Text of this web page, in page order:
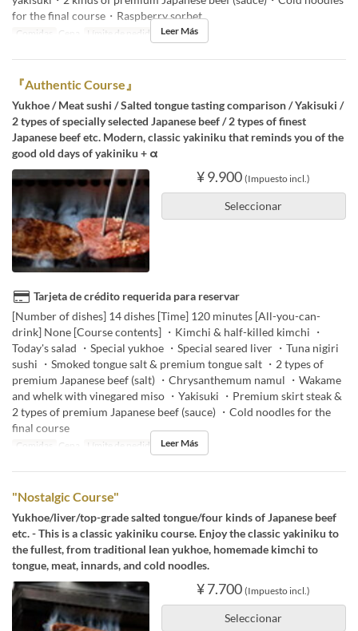
for the final course・Raspberry sorbet
Comidas Cena Límite de pedido 2 ~
Leer Más
『Authentic Course』
Yukhoe / Meat sushi / Salted tongue tasting comparison / Yakisuki /
2 types of specially selected Japanese beef / 2 types of finest
Japanese beef etc. Modern, classic yakiniku that reminds you of the
good old days of yakiniku + α
¥ 9.900 (Impuesto incl.)
Seleccionar
Tarjeta de crédito requerida para reservar
[Number of dishes] 14 dishes [Time] 120 minutes [All-you-can-
drink] None [Course contents] ・Kimchi & half-killed kimchi ・
Today's salad ・Special yukhoe ・Special seared liver ・Tuna nigiri
sushi ・Smoked tongue salt & premium tongue salt ・2 types of
premium Japanese beef (salt) ・Chrysanthemum namul ・Wakame
and whelk with vinegared miso ・Yakisuki ・Premium skirt steak &
2 types of premium Japanese beef (sauce) ・Cold noodles for the
final course
Comidas Cena Límite de pedido 2 ~
Leer Más
"Nostalgic Course"
Yukhoe/liver/top-grade salted tongue/four kinds of Japanese beef
etc. - This is a classic yakiniku course. Enjoy the classic yakiniku to
the fullest, from traditional lean yukhoe, homemade kimchi to
tongue, meat, innards, and cold noodles.
¥ 7.700 (Impuesto incl.)
Seleccionar